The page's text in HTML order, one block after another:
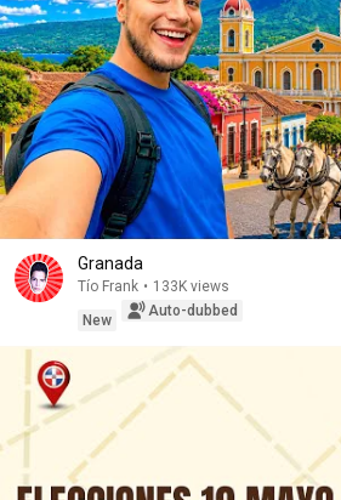
Granada
Tío Frank • 133K views
New
Auto-dubbed